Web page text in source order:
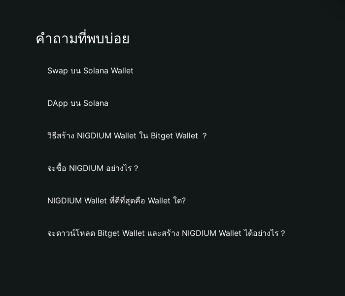
คำถามที่พบบ่อย
Swap บน Solana Wallet
DApp บน Solana
วิธีสร้าง NIGDIUM Wallet ใน Bitget Wallet ？
จะซื้อ NIGDIUM อย่างไร？
NIGDIUM Wallet ที่ดีที่สุดคือ Wallet ใด?
จะดาวน์โหลด Bitget Wallet และสร้าง NIGDIUM Wallet ได้อย่างไร？